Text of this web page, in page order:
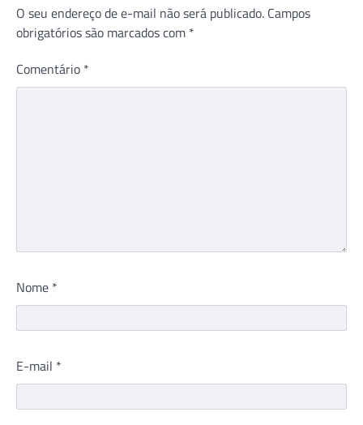
O seu endereço de e-mail não será publicado. Campos
obrigatórios são marcados com *
Comentário *
Nome *
E-mail *